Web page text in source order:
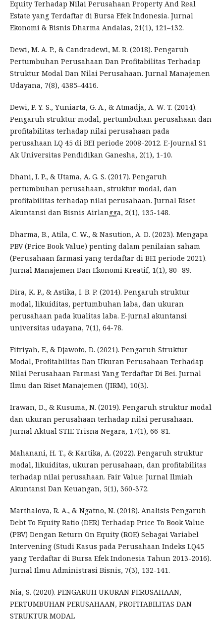
Equity Terhadap Nilai Perusahaan Property And Real
Estate yang Terdaftar di Bursa Efek Indonesia. Jurnal
Ekonomi & Bisnis Dharma Andalas, 21(1), 121–132.
Dewi, M. A. P., & Candradewi, M. R. (2018). Pengaruh
Pertumbuhan Perusahaan Dan Profitabilitas Terhadap
Struktur Modal Dan Nilai Perusahaan. Jurnal Manajemen
Udayana, 7(8), 4385–4416.
Dewi, P. Y. S., Yuniarta, G. A., & Atmadja, A. W. T. (2014).
Pengaruh struktur modal, pertumbuhan perusahaan dan
profitabilitas terhadap nilai perusahaan pada
perusahaan LQ 45 di BEI periode 2008-2012. E-Journal S1
Ak Universitas Pendidikan Ganesha, 2(1), 1-10.
Dhani, I. P., & Utama, A. G. S. (2017). Pengaruh
pertumbuhan perusahaan, struktur modal, dan
profitabilitas terhadap nilai perusahaan. Jurnal Riset
Akuntansi dan Bisnis Airlangga, 2(1), 135-148.
Dharma, B., Atila, C. W., & Nasution, A. D. (2023). Mengapa
PBV (Price Book Value) penting dalam penilaian saham
(Perusahaan farmasi yang terdaftar di BEI periode 2021).
Jurnal Manajemen Dan Ekonomi Kreatif, 1(1), 80- 89.
Dira, K. P., & Astika, I. B. P. (2014). Pengaruh struktur
modal, likuiditas, pertumbuhan laba, dan ukuran
perusahaan pada kualitas laba. E-jurnal akuntansi
universitas udayana, 7(1), 64-78.
Fitriyah, F., & Djawoto, D. (2021). Pengaruh Struktur
Modal, Profitabilitas Dan Ukuran Perusahaan Terhadap
Nilai Perusahaan Farmasi Yang Terdaftar Di Bei. Jurnal
Ilmu dan Riset Manajemen (JIRM), 10(3).
Irawan, D., & Kusuma, N. (2019). Pengaruh struktur modal
dan ukuran perusahaan terhadap nilai perusahaan.
Jurnal Aktual STIE Trisna Negara, 17(1), 66-81.
Mahanani, H. T., & Kartika, A. (2022). Pengaruh struktur
modal, likuiditas, ukuran perusahaan, dan profitabilitas
terhadap nilai perusahaan. Fair Value: Jurnal Ilmiah
Akuntansi Dan Keuangan, 5(1), 360-372.
Marthalova, R. A., & Ngatno, N. (2018). Analisis Pengaruh
Debt To Equity Ratio (DER) Terhadap Price To Book Value
(PBV) Dengan Return On Equity (ROE) Sebagai Variabel
Intervening (Studi Kasus pada Perusahaan Indeks LQ45
yang Terdaftar di Bursa Efek Indonesia Tahun 2013-2016).
Jurnal Ilmu Administrasi Bisnis, 7(3), 132-141.
Nia, S. (2020). PENGARUH UKURAN PERUSAHAAN,
PERTUMBUHAN PERUSAHAAN, PROFITABILITAS DAN
STRUKTUR MODAL